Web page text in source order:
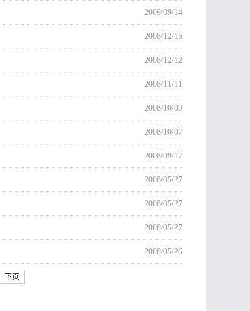
2009/09/14
2008/12/15
2008/12/12
2008/11/11
2008/10/09
2008/10/07
2008/09/17
2008/05/27
2008/05/27
2008/05/27
2008/05/26
下页